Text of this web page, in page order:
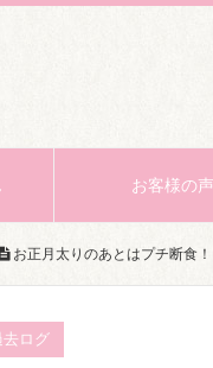
お客様の声
お正月太りのあとはプチ断食
去ログ